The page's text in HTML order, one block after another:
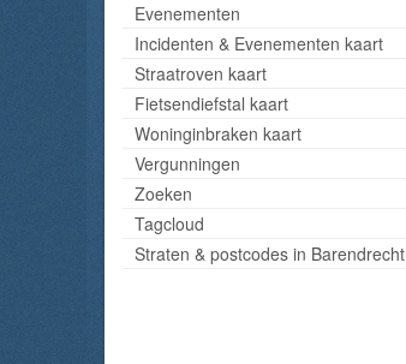
Evenementen
Incidenten & Evenementen kaart
Straatroven kaart
Fietsendiefstal kaart
Woninginbraken kaart
Vergunningen
Zoeken
Tagcloud
Straten & postcodes in Barendrecht